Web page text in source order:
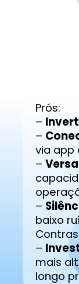
Prós:
–
–
via app
–
–
baixo
–
mais
longo